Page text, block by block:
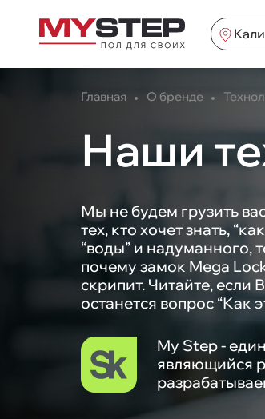
Главная О бренде
Наши
Мы не будем грузить
тех, кто хочет знать,
“воды” и надуманного,
почему замок Mega
скрипит. Читайте, если
останется вопрос “Как
My Step -
являющийся